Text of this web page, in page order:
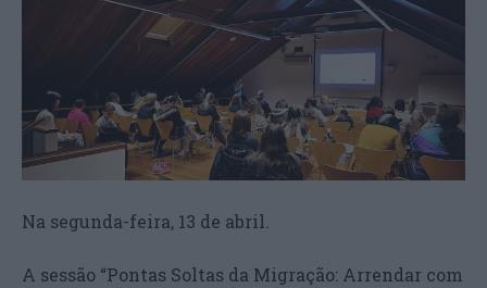
Na segunda-feira, 13 de abril.
A sessão “Pontas Soltas da Migração: Arrendar com